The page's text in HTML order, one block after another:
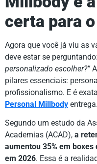
certa para
Agora que você já viu as
deve estar se perguntando:
personalizado escolher?”A
pilares essenciais:
profissionalismo. E é
Personal Millbody entrega.
Segundo um estudo da
Academias (ACAD), a
aumentou 35% em
em 2026. Essa é a